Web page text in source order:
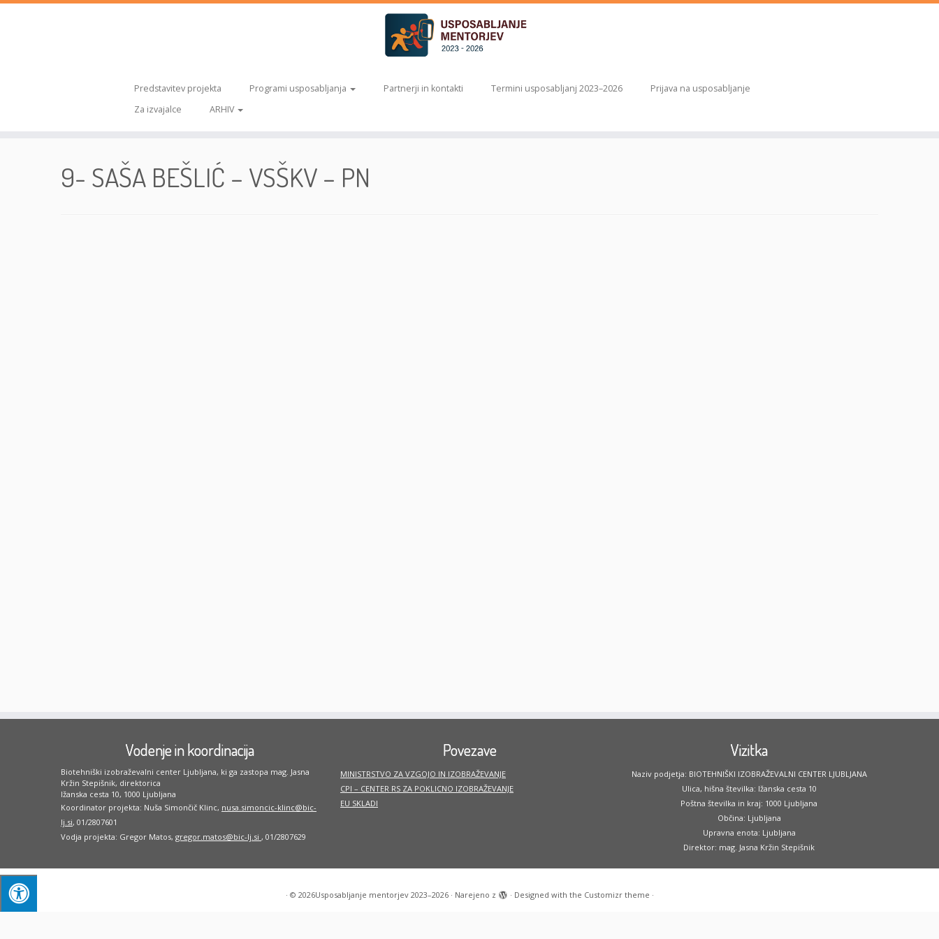
Predstavitev projekta Programi usposabljanja Partnerji in kontakti Termini usposabljanj 2023–2026
Prijava na usposabljanje
Za izvajalce
ARHIV
9- SAŠA BEŠLIĆ – VSŠKV – PN
Vodenje in koordinacija
Biotehniški izobraževalni center Ljubljana, ki ga zastopa mag. Jasna
Kržin Stepišnik, direktorica
Ižanska cesta 10, 1000 Ljubljana
Koordinator projekta: Nuša Simončič Klinc, nusa.simoncic-klinc@bic-
lj.si, 01/2807601
Vodja projekta: Gregor Matos, gregor.matos@bic-lj.si , 01/2807629
Povezave
MINISTRSTVO ZA VZGOJO IN IZOBRAŽEVANJE
CPI – CENTER RS ZA POKLICNO IZOBRAŽEVANJE
EU SKLADI
Vizitka
Naziv podjetja: BIOTEHNIŠKI IZOBRAŽEVALNI CENTER LJUBLJANA
Ulica, hišna številka: Ižanska cesta 10
Poštna številka in kraj: 1000 Ljubljana
Občina: Ljubljana
Upravna enota: Ljubljana
Direktor: mag. Jasna Kržin Stepišnik
· © 2026Usposabljanje mentorjev 2023–2026· Narejeno z · Designed with the Customizr theme ·